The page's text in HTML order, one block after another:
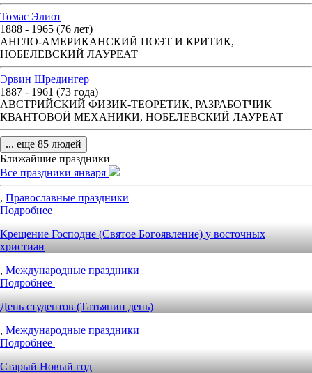
Томас Элиот
1888 - 1965 (76 лет)
АНГЛО-АМЕРИКАНСКИЙ ПОЭТ И КРИТИК,
НОБЕЛЕВСКИЙ ЛАУРЕАТ
Эрвин Шредингер
1887 - 1961 (73 года)
АВСТРИЙСКИЙ ФИЗИК-ТЕОРЕТИК, РАЗРАБОТЧИК
КВАНТОВОЙ МЕХАНИКИ, НОБЕЛЕВСКИЙ ЛАУРЕАТ
... еще 85 людей
Ближайшие праздники
Все праздники января
, Православные праздники
Подробнее
Крещение Господне (Святое Богоявление) у восточных
христиан
, Международные праздники
Подробнее
День студентов (Татьянин день)
, Международные праздники
Подробнее
Старый Новый год